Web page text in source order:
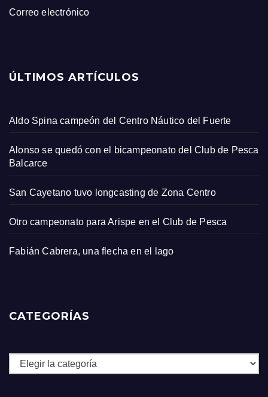
Correo electrónico
ÚLTIMOS ARTÍCULOS
Aldo Spina campeón del Centro Náutico del Fuerte
Alonso se quedó con el bicampeonato del Club de Pesca
Balcarce
San Cayetano tuvo longcasting de Zona Centro
Otro campeonato para Arispe en el Club de Pesca
Fabián Cabrera, una flecha en el lago
CATEGORÍAS
Categorías